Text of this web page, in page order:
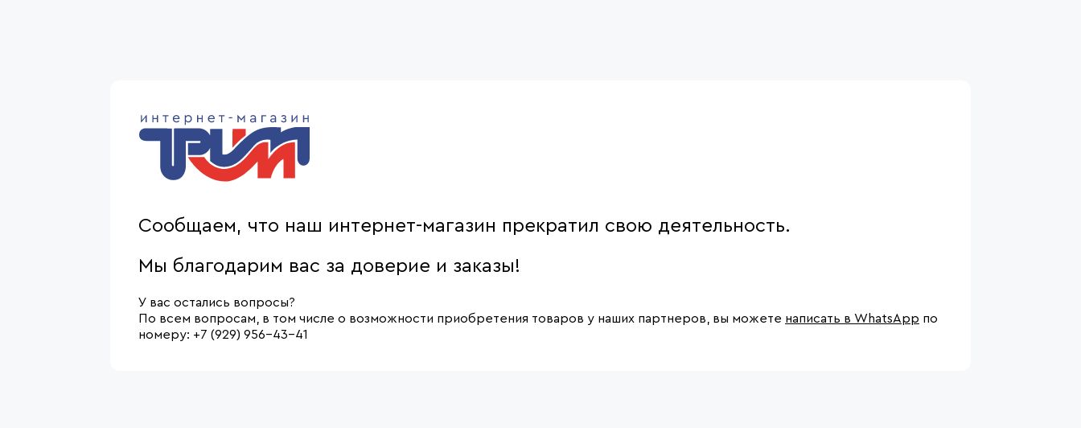
Сообщаем, что наш интернет-магазин прекратил свою деятельность.
Мы благодарим вас за доверие и заказы!
У вас остались вопросы?
По всем вопросам, в том числе о возможности приобретения товаров у наших партнеров, вы можете написать в WhatsApp по
номеру: +7 (929) 956-43-41